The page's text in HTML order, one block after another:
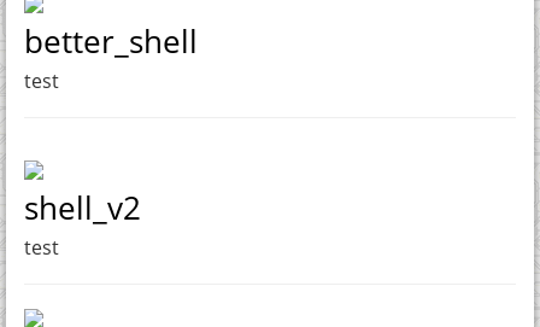
better_shell
test
shell_v2
test